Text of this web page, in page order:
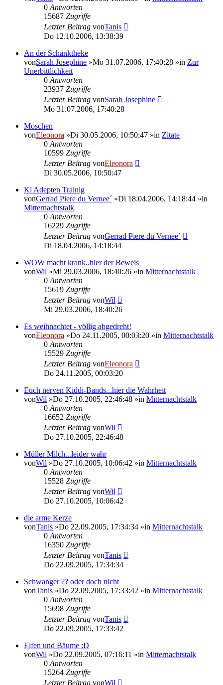
0 Antworten
15687 Zugriffe
Letzter Beitrag vonTanis
Do 12.10.2006, 13:38:39
An der Schanktheke
vonSarah Josephine »Mo 31.07.2006, 17:40:28 »in Zur
Unerbittlichkeit
0 Antworten
23937 Zugriffe
Letzter Beitrag vonSarah Josephine
Mo 31.07.2006, 17:40:28
Moschen
vonEleonora »Di 30.05.2006, 10:50:47 »in Zitate
0 Antworten
10599 Zugriffe
Letzter Beitrag vonEleonora
Di 30.05.2006, 10:50:47
Ki Adepten Trainig
vonGerrad Piere du Vernee´ »Di 18.04.2006, 14:18:44 »in
Mitternachtstalk
0 Antworten
16229 Zugriffe
Letzter Beitrag vonGerrad Piere du Vernee´
Di 18.04.2006, 14:18:44
WOW macht krank..hier der Beweis
vonWil »Mi 29.03.2006, 18:40:26 »in Mitternachtstalk
0 Antworten
15619 Zugriffe
Letzter Beitrag vonWil
Mi 29.03.2006, 18:40:26
Es weihnachtet - völlig abgedreht!
vonEleonora »Do 24.11.2005, 00:03:20 »in Mitternachtstalk
0 Antworten
15529 Zugriffe
Letzter Beitrag vonEleonora
Do 24.11.2005, 00:03:20
Euch nerven Kiddi-Bands...hier die Wahrheit
vonWil »Do 27.10.2005, 22:46:48 »in Mitternachtstalk
0 Antworten
16652 Zugriffe
Letzter Beitrag vonWil
Do 27.10.2005, 22:46:48
Müller Milch...leider wahr
vonWil »Do 27.10.2005, 10:06:42 »in Mitternachtstalk
0 Antworten
15528 Zugriffe
Letzter Beitrag vonWil
Do 27.10.2005, 10:06:42
die arme Kerze
vonTanis »Do 22.09.2005, 17:34:34 »in Mitternachtstalk
0 Antworten
16350 Zugriffe
Letzter Beitrag vonTanis
Do 22.09.2005, 17:34:34
Schwanger ?? oder doch nicht
vonTanis »Do 22.09.2005, 17:33:42 »in Mitternachtstalk
0 Antworten
15698 Zugriffe
Letzter Beitrag vonTanis
Do 22.09.2005, 17:33:42
Elfen und Bäume :D
vonWil »Do 22.09.2005, 07:16:11 »in Mitternachtstalk
0 Antworten
15264 Zugriffe
Letzter Beitrag vonWil